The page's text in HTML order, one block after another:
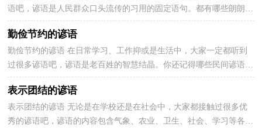
语吧，谚语是人民群众口头流传的习用的固定语句。都有哪些朗朗上
口的经典谚语呢？下面是小编精心整理的清明的谚语，...
勤俭节约的谚语
勤俭节约的谚语 在日常学习、工作抑或是生活中，大家一定都听到
过很多谚语吧，谚语是老百姓的智慧结晶。你还记得哪些民间谚语
呢？下面是小编收集整理的勤俭节约的谚语，供大家参考...
表示团结的谚语
表示团结的谚语 无论是在学校还是在社会中，大家都接触过很多优
秀的谚语吧，谚语的内容包含气象、农业、卫生、社会、学习等各个